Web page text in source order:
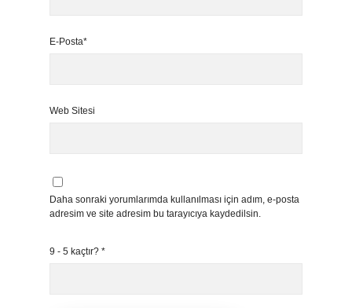
E-Posta*
Web Sitesi
Daha sonraki yorumlarımda kullanılması için adım, e-posta
adresim ve site adresim bu tarayıcıya kaydedilsin.
9 - 5 kaçtır? *